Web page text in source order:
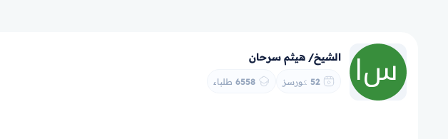
الشيخ/ هيثم سرحان
52 کورسز 6558 طلباء